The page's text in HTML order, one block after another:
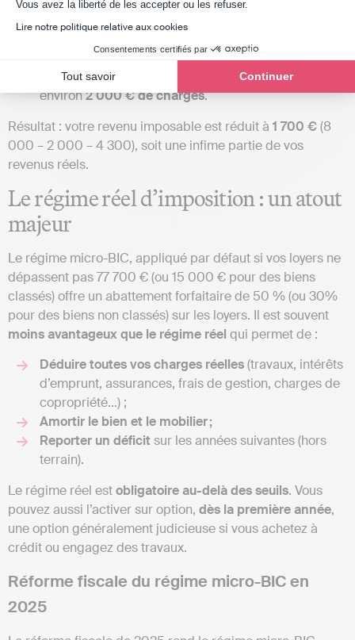
Vous avez la liberté de les accepter ou les refuser.
Lire notre politique relative aux cookies
Consentements certifiés par
Tout savoir Continuer
sont amortissables
(130 000 € / 30 ans) ;
Vous encaissez
annuels, pour
environ2 000 € de charges.
Résultat : votre revenu imposable est réduit à 1 700 €(8
000 – 2 000 – 4 300), soit une infime partie de vos
revenus réels.
Le régime réel d’imposition : un atout
majeur
Le régime micro-BIC, appliqué par défaut si vos loyers ne
dépassent pas 77 700 € (ou 15 000 € pour des biens
classés) offre un abattement forfaitaire de 50 % (ou 30%
pour des biens non classés) sur les loyers. Il est souvent
moins avantageux que le régime réel qui permet de :
Déduire toutes vos charges réelles(travaux, intérêts
d’emprunt, assurances, frais de gestion, charges de
copropriété…) ;
Amortir le bien et le mobilier ;
Reporter un déficitsur les années suivantes (hors
terrain).
Le régime réel estobligatoire au-delà des seuils. Vous
pouvez aussi l’activer sur option, dès la première année,
une option généralement judicieuse si vous achetez à
crédit ou engagez des travaux.
Réforme fiscale du régime micro-BIC en
2025